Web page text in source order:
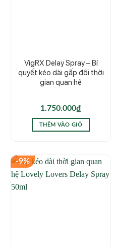
VigRX Delay Spray – Bí
quyết kéo dài gấp đôi thời
gian quan hệ
1.750.000₫
THÊM VÀO GIỎ
-9%